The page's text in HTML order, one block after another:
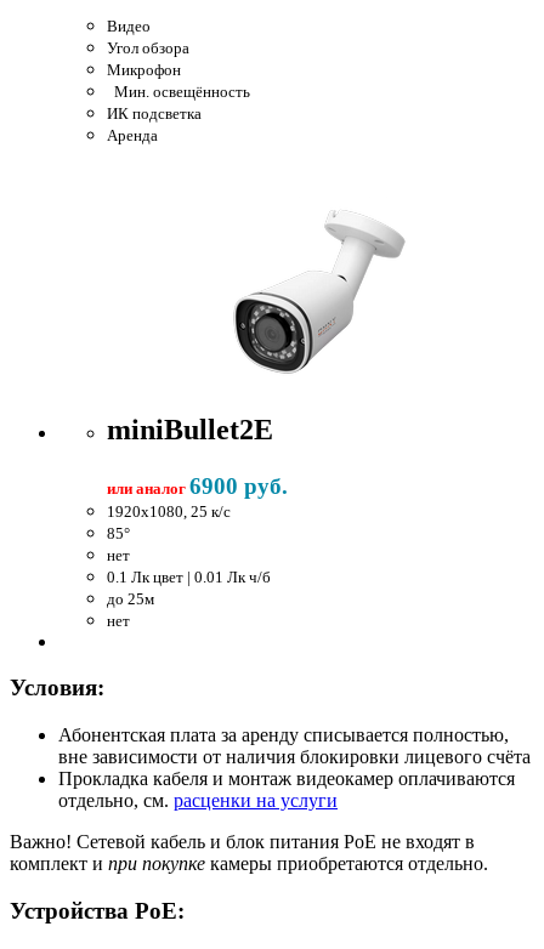
Видео
Угол обзора
Микрофон
Мин. освещённость
ИК подсветка
Аренда
miniBullet2E
или аналог 6900 руб.
1920x1080, 25 к/c
85°
нет
0.1 Лк цвет | 0.01 Лк ч/б
до 25м
нет
Условия:
Абонентская плата за аренду списывается полностью,
вне зависимости от наличия блокировки лицевого счёта
Прокладка кабеля и монтаж видеокамер оплачиваются
отдельно, см. расценки на услуги
Важно! Сетевой кабель и блок питания PoE не входят в
комплект и при покупке камеры приобретаются отдельно.
Устройства PoE: